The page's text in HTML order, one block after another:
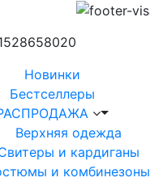
Новинки
Бестселлеры
Верхняя одежда
и кардиганы
и комбинезоны